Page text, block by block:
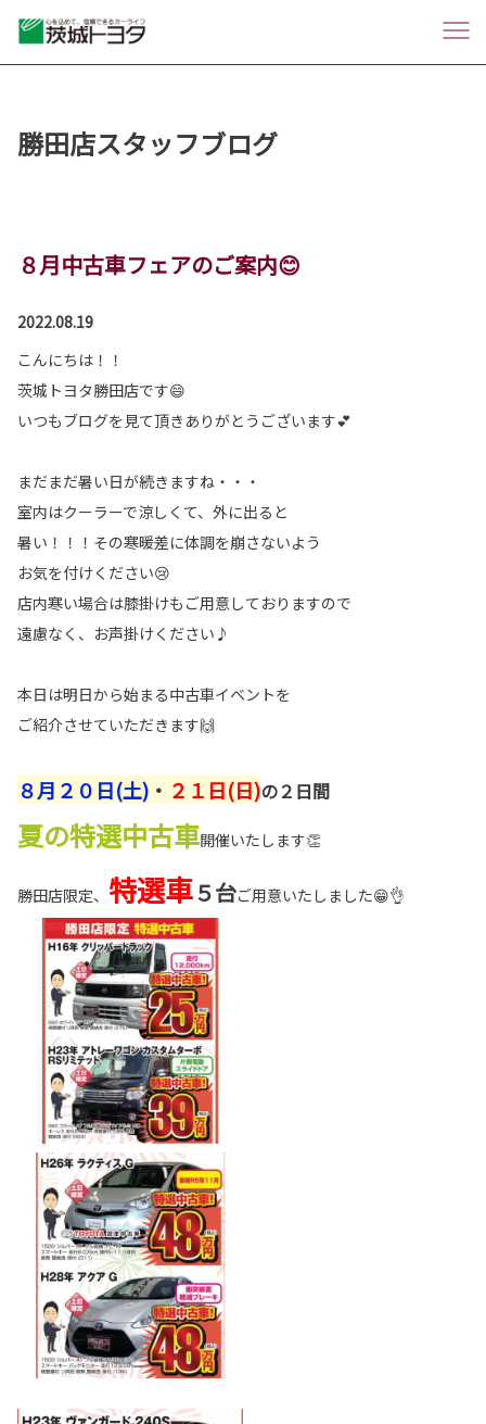
勝田店スタッフブログ
８月中古車フェアのご案内😊
2022.08.19
こんにちは！！
茨城トヨタ勝田店です😄
いつもブログを見て頂きありがとうございます💕
まだまだ暑い日が続きますね・・・
室内はクーラーで涼しくて、外に出ると
暑い！！！その寒暖差に体調を崩さないよう
お気を付けください😢
店内寒い場合は膝掛けもご用意しておりますので
遠慮なく、お声掛けください♪
本日は明日から始まる中古車イベントを
ご紹介させていただきます🙌
８月２０日(土) ・ ２１日(日)の２日間
夏の特選中古車開催いたします👏
勝田店限定、 特選車５台ご用意いたしました😁👌